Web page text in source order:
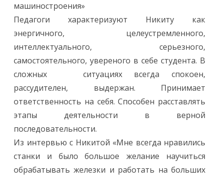
машиностроения»
Педагоги характеризуют Никиту как
энергичного, целеустремленного,
интеллектуального, серьезного,
самостоятельного, увереного в себе студента. В
сложных ситуациях всегда спокоен,
рассудителен, выдержан. Принимает
ответственность на себя. Способен расставлять
этапы деятельности в верной
последовательности.
Из интервью с Никитой «Мне всегда нравились
станки и было большое желание научиться
обрабатывать железки и работать на больших